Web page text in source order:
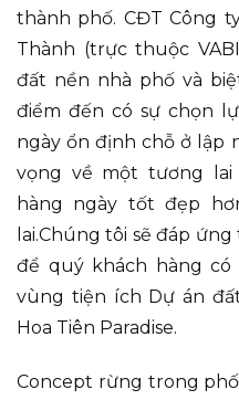
thành phố. CĐT Công
Thành (trực thuộc
đất nền nhà phố và
điểm đến có sự chọn
ngày ổn định chỗ ở lập
vọng về một tương lai
hàng ngày tốt đẹp
lai.Chúng tôi sẽ đáp
để quý khách hàng
vùng tiện ích Dự án
Hoa Tiên Paradise.
Concept rừng trong